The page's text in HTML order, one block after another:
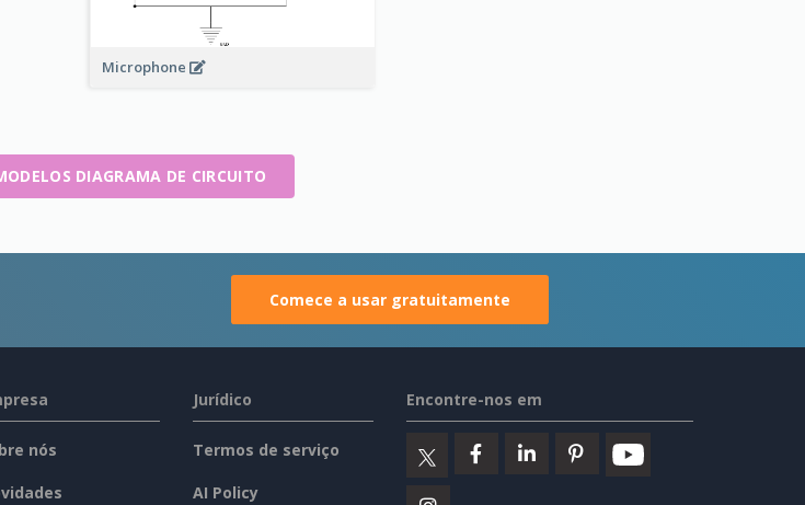
Microphone
DIAGRAMA DE CIRCUITO
Comece a usar gratuitamente
nós
Jurídico
Termos de serviço
AI Policy
Encontre-nos em